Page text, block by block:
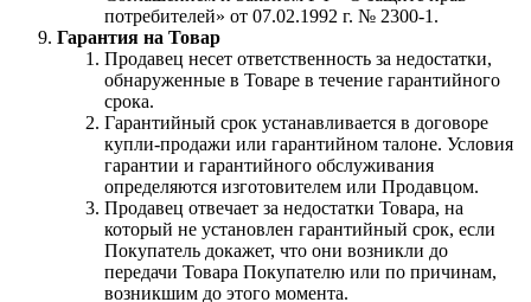
потребителей» от 07.02.1992 г. № 2300-1.
Гарантия на Товар
Продавец несет ответственность за недостатки,
обнаруженные в Товаре в течение гарантийного
срока.
Гарантийный срок устанавливается в договоре
купли-продажи или гарантийном талоне. Условия
гарантии и гарантийного обслуживания
определяются изготовителем или Продавцом.
Продавец отвечает за недостатки Товара, на
который не установлен гарантийный срок, если
Покупатель докажет, что они возникли до
передачи Товара Покупателю или по причинам,
возникшим до этого момента.